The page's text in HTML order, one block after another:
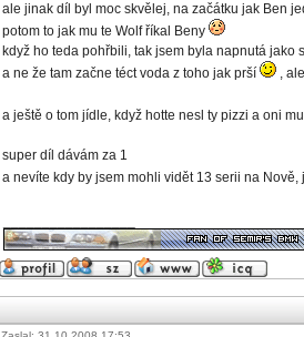
ale jinak díl byl moc skvělej, na začátku jak Ben
potom to jak mu te Wolf říkal Beny
když ho teda pohřbili, tak jsem byla napnutá
a ne že tam začne téct voda z toho jak prší
,
a ještě o tom jídle, když hotte nesl ty pizzi a oni
super díl dávám za 1
a nevíte kdy by jsem mohli vidět 13 serii na